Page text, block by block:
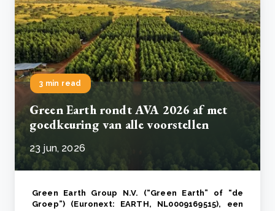
3 min read
Green Earth rondt AVA 2026 af met
goedkeuring van alle voorstellen
23 jun, 2026
Green Earth Group N.V. (“Green Earth” of “de
Groep”) (Euronext: EARTH, NL0009169515), een